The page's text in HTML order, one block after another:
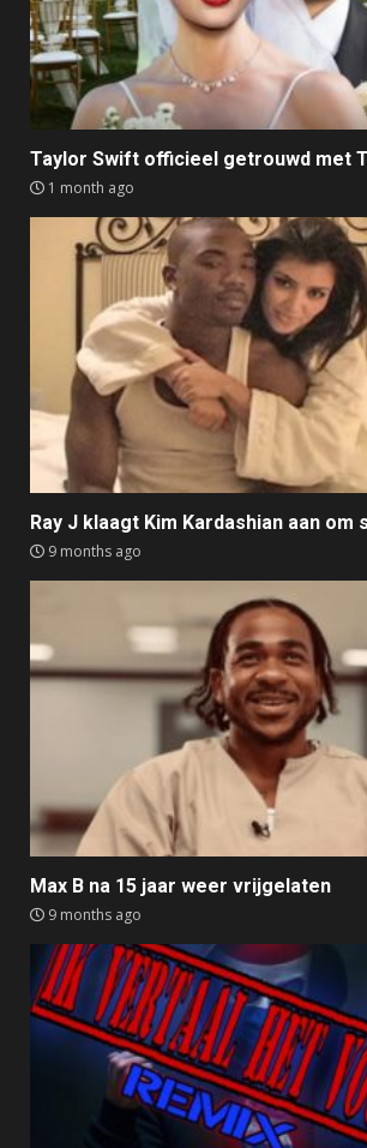
Taylor Swift officieel getrouwd met
1 month ago
Ray J klaagt Kim Kardashian aan om
9 months ago
Max B na 15 jaar weer vrijgelaten
9 months ago